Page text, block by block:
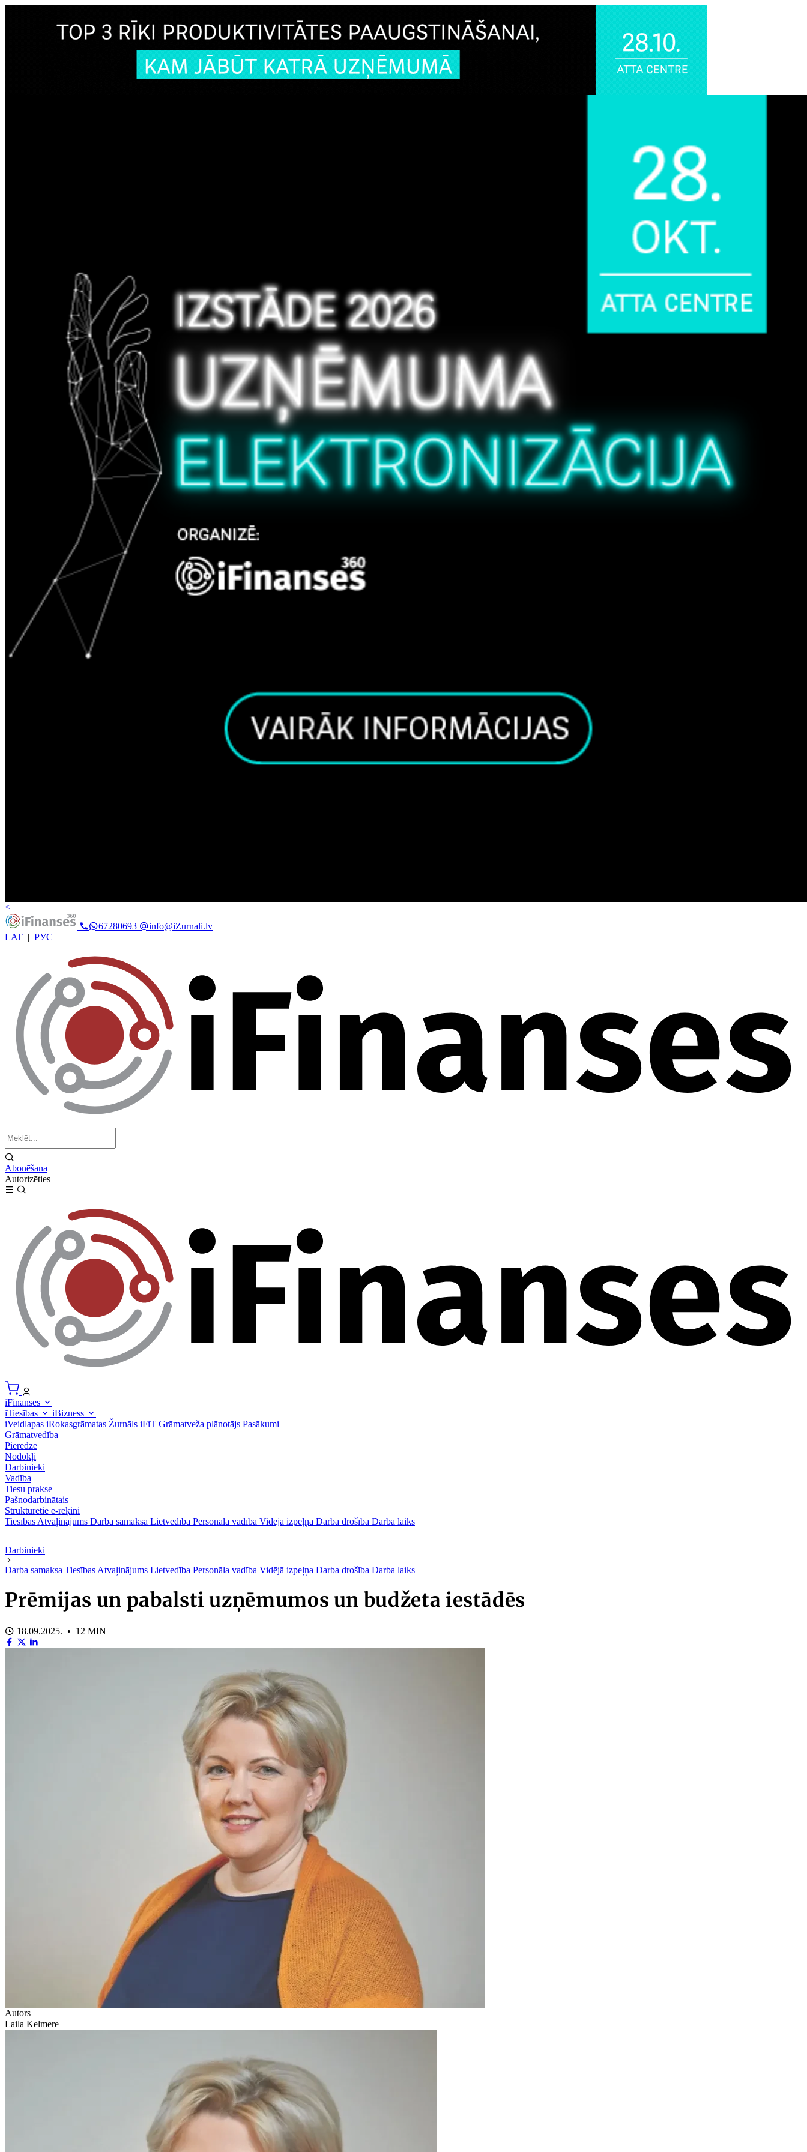
<
67280693
info@iZurnali.lv
LAT | РУС
Abonēšana
Autorizēties
iFinanses
iTiesības
iBizness
iVeidlapas iRokasgrāmatas Žurnāls iFiT Grāmatveža plānotājs Pasākumi
Grāmatvedība
Pieredze
Nodokļi
Darbinieki
Vadība
Tiesu prakse
Pašnodarbinātais
Strukturētie e-rēķini
Tiesības Atvaļinājums Darba samaksa Lietvedība Personāla vadība Vidējā izpeļņa Darba drošība Darba laiks
Darbinieki
Darba samaksa Tiesības Atvaļinājums Lietvedība Personāla vadība Vidējā izpeļņa Darba drošība Darba laiks
Prēmijas un pabalsti uzņēmumos un budžeta iestādēs
18.09.2025. • 12 MIN
Autors
Laila Kelmere